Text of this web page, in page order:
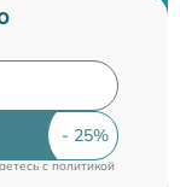
cполитикой